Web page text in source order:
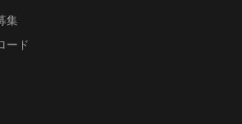
集
ード